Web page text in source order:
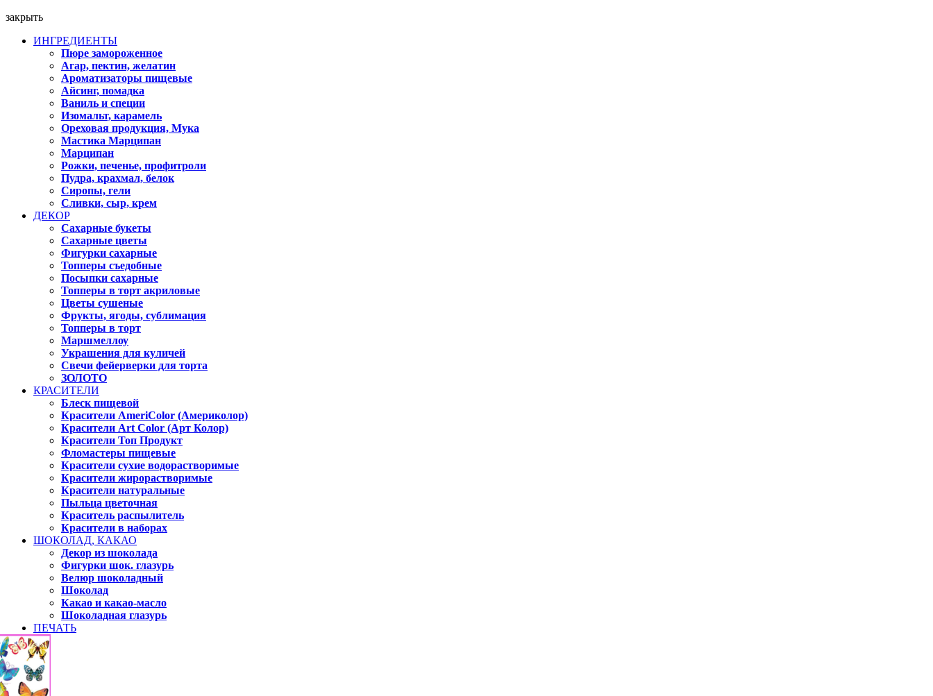
закрыть
ИНГРЕДИЕНТЫ
Пюре замороженное
Агар, пектин, желатин
Ароматизаторы пищевые
Айсинг, помадка
Ваниль и специи
Изомальт, карамель
Ореховая продукция, Мука
Мастика Марципан
Марципан
Рожки, печенье, профитроли
Пудра, крахмал, белок
Сиропы, гели
Сливки, сыр, крем
ДЕКОР
Сахарные букеты
Сахарные цветы
Фигурки сахарные
Топперы съедобные
Посыпки сахарные
Топперы в торт акриловые
Цветы сушеные
Фрукты, ягоды, сублимация
Топперы в торт
Маршмеллоу
Украшения для куличей
Свечи фейерверки для торта
ЗОЛОТО
КРАСИТЕЛИ
Блеск пищевой
Красители AmeriColor (Америколор)
Красители Art Color (Арт Колор)
Красители Топ Продукт
Фломастеры пищевые
Красители сухие водорастворимые
Красители жирорастворимые
Красители натуральные
Пыльца цветочная
Краситель распылитель
Красители в наборах
ШОКОЛАД, КАКАО
Декор из шоколада
Фигурки шок. глазурь
Велюр шоколадный
Шоколад
Какао и какао-масло
Шоколадная глазурь
ПЕЧАТЬ